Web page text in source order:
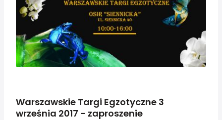
Warszawskie Targi Egzotyczne 3
września 2017 - zaproszenie